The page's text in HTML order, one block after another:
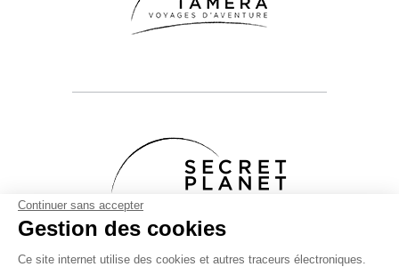
Secret Planet
26 Rue du boeuf 69005 Lyon FRANCE
Continuer sans accepter
Gestion des cookies
Ce site internet utilise des cookies et autres traceurs électroniques.